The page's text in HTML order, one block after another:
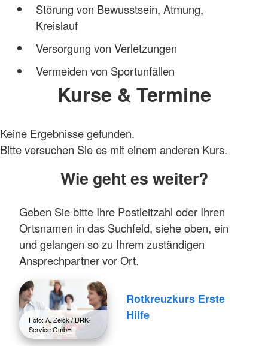
Störung von Bewusstsein, Atmung,
Kreislauf
Versorgung von Verletzungen
Vermeiden von Sportunfällen
Kurse & Termine
Keine Ergebnisse gefunden.
Bitte versuchen Sie es mit einem anderen Kurs.
Wie geht es weiter?
Geben Sie bitte Ihre Postleitzahl oder Ihren
Ortsnamen in das Suchfeld, siehe oben, ein
und gelangen so zu Ihrem zuständigen
Ansprechpartner vor Ort.
Foto: A. Zelck / DRK-
Service GmbH
Rotkreuzkurs Erste
Hilfe